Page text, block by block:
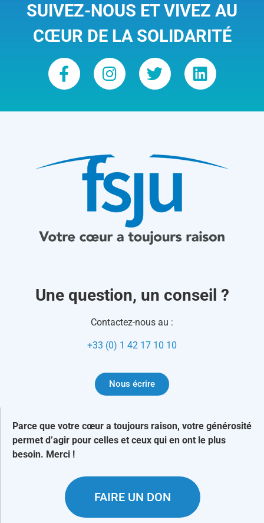
SUIVEZ-NOUS ET VIVEZ AU
CŒUR DE LA SOLIDARITÉ
Une question, un conseil ?
Contactez-nous au :
+33 (0) 1 42 17 10 10
Nous écrire
Parce que votre cœur a toujours raison, votre générosité
permet d’agir pour celles et ceux qui en ont le plus
besoin. Merci !
FAIRE UN DON